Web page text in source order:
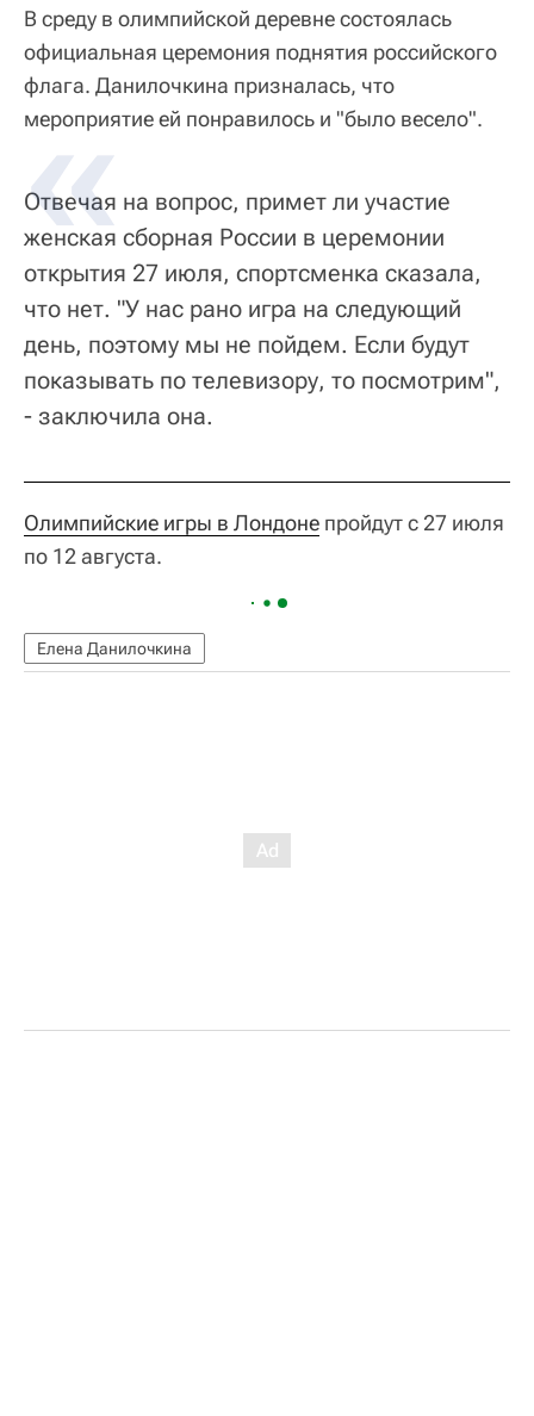
В среду в олимпийской деревне состоялась
официальная церемония поднятия российского
флага. Данилочкина призналась, что
мероприятие ей понравилось и "было весело".
Отвечая на вопрос, примет ли участие
женская сборная России в церемонии
открытия 27 июля, спортсменка сказала,
что нет. "У нас рано игра на следующий
день, поэтому мы не пойдем. Если будут
показывать по телевизору, то посмотрим",
- заключила она.
Олимпийские игры в Лондоне пройдут с 27 июля
по 12 августа.
Елена Данилочкина